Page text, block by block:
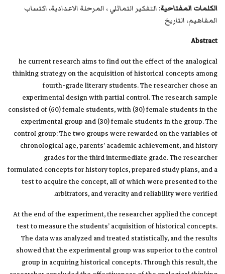
الكلمات المفتاحية: التفكير التماثلي ، المرحلة الاعدادية، اكتساب
المفاهيم، التاريخ
Abstract
he current research aims to find out the effect of the analogical
thinking strategy on the acquisition of historical concepts among
fourth-grade literary students. The researcher chose an
experimental design with partial control. The research sample
consisted of (60) female students, with (30) female students in the
experimental group and (30) female students in the group. The
control group: The two groups were rewarded on the variables of
chronological age, parents’ academic achievement, and history
grades for the third intermediate grade. The researcher
formulated concepts for history topics, prepared study plans, and a
test to acquire the concept, all of which were presented to the
arbitrators, and veracity and reliability were verified.
At the end of the experiment, the researcher applied the concept
test to measure the students’ acquisition of historical concepts.
The data was analyzed and treated statistically, and the results
showed that the experimental group was superior to the control
group in acquiring historical concepts. Through this result, the